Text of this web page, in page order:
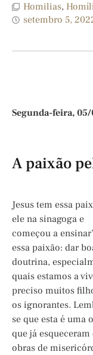
Homilias,
setembro 5,
Segunda-feira,
A paixão
Jesus tem essa
ele na sinagoga e
começou a
essa paixão: dar
doutrina,
quais estamos a
preciso muitos
os ignorantes.
se que esta é uma
que já esqueceram
obras de